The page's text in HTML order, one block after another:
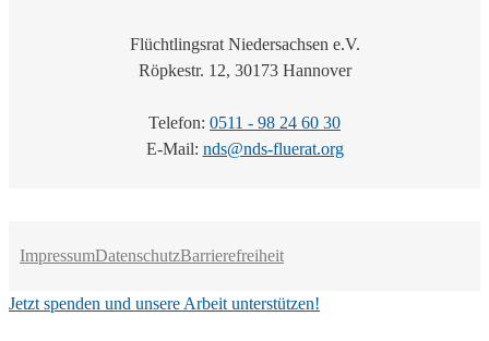
Flüchtlingsrat Niedersachsen e.V.
Röpkestr. 12, 30173 Hannover
Telefon: 0511 - 98 24 60 30
E-Mail: nds@nds-fluerat.org
ImpressumDatenschutzBarrierefreiheit
Jetzt spenden und unsere Arbeit unterstützen!